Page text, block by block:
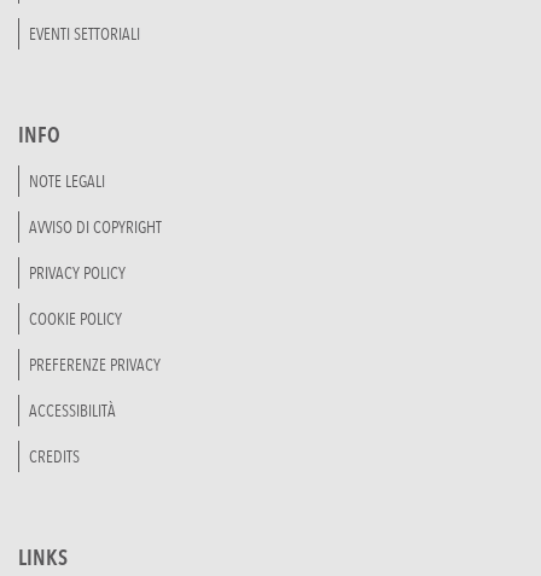
EVENTI SETTORIALI
INFO
NOTE LEGALI
AVVISO DI COPYRIGHT
PRIVACY POLICY
COOKIE POLICY
PREFERENZE PRIVACY
ACCESSIBILITÀ
CREDITS
LINKS